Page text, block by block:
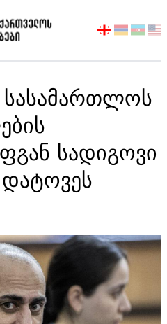
აირჩიეთ
სადიგოვი